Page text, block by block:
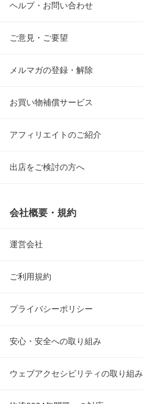
ヘルプ・お問い合わせ
ご意見・ご要望
メルマガの登録・解除
お買い物補償サービス
アフィリエイトのご紹介
出店をご検討の方へ
会社概要・規約
運営会社
ご利用規約
プライバシーポリシー
安心・安全への取り組み
ウェブアクセシビリティの取り組み